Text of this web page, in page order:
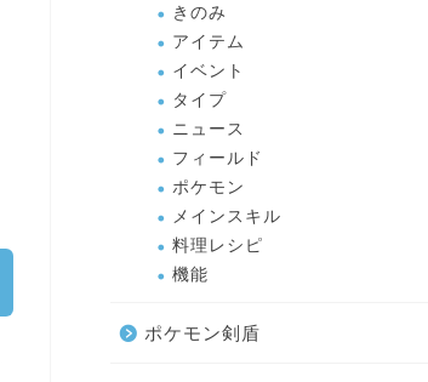
きのみ
アイテム
イベント
タイプ
ニュース
フィールド
ポケモン
メインスキル
料理レシピ
機能
ポケモン剣盾